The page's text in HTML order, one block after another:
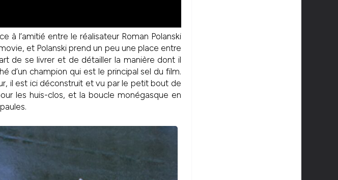
à l’amitié entre le réalisateur Roman Polanski
et Polanski prend un peu une place entre
de se livrer et de détailler la manière dont il
d’un champion qui est le principal sel du film.
il est ici déconstruit et vu par le petit bout de
les huis-clos, et la boucle monégasque en